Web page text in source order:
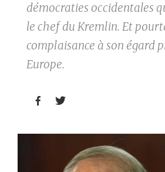
démocraties occidentales
le chef du Kremlin. Et
complaisance à son égard
Europe.
 